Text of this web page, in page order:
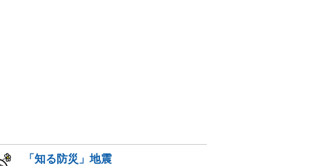
「知る防災」地震